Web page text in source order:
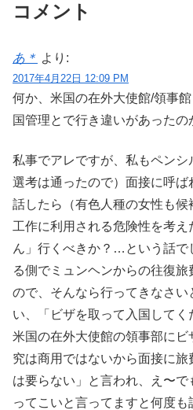
コメント
あ＊ より:
2017年4月22日 12:09 PM
何か、米国の在外大使館/領事
国管理とで行き違いがあったの
私事でアレですが、私もペン
選考は通ったので）面接に呼
話したら（有色人種の女性も候
工作に利用される危険性を考
ん」行くべきか？…という話で
る側でミュンヘンからの往復旅
ので、そんなら行ってきなさ
い、「ビザを取って入国してく
米国の在外大使館の領事部に
究は商用ではないから面接に
は要らない」と言われ、え〜
ってこいと言ってますと何度